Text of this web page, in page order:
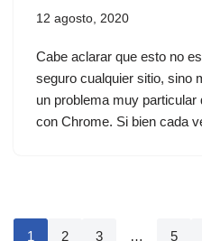
12 agosto, 2020
Cabe aclarar que esto no
seguro cualquier sitio, sino
un problema muy
con Chrome. Si bien cada
1 2 3 … 5